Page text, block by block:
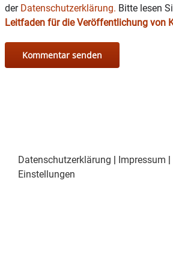
der Datenschutzerklärung. Bitte lesen
Leitfaden für die Veröffentlichung von
Datenschutzerklärung | Impressum |
Einstellungen